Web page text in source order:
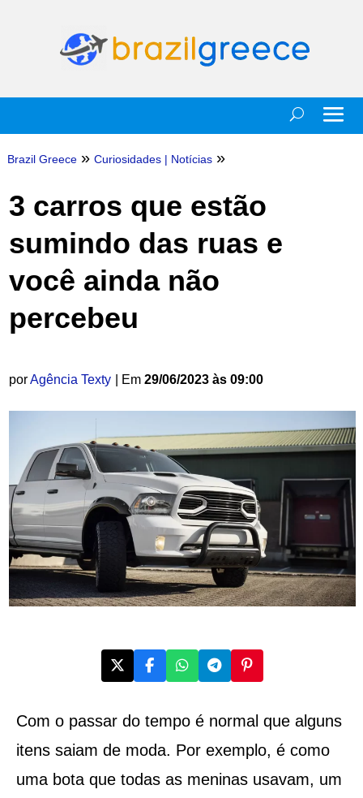
Brazil Greece » Curiosidades| Notícias »
3 carros que estão
sumindo das ruas e
você ainda não
percebeu
porAgência Texty | Em 29/06/2023 às 09:00
Com o passar do tempo é normal que alguns
itens saiam de moda. Por exemplo, é como
uma bota que todas as meninas usavam, um